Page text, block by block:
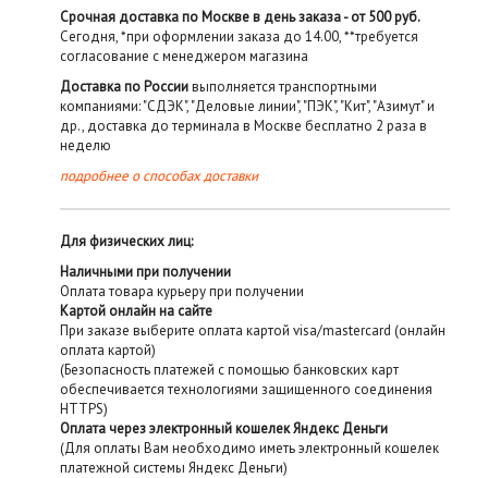
Срочная доставка по Москве в день заказа - от 500 руб.
Сегодня, *при оформлении заказа до 14.00, **требуется
согласование с менеджером магазина
Доставка по Россиивыполняется транспортными
компаниями: "СДЭК", "Деловые линии", "ПЭК", "Кит", "Азимут" и
др., доставка до терминала в Москве бесплатно 2 раза в
неделю
подробнее о способах доставки
Для физических лиц:
Наличными при получении
Оплата товара курьеру при получении
Картой онлайн на сайте
При заказе выберите оплата картой visa/mastercard (онлайн
оплата картой)
(Безопасность платежей с помощью банковских карт
обеспечивается технологиями защищенного соединения
HTTPS)
Оплата через электронный кошелек Яндекс Деньги
(Для оплаты Вам необходимо иметь электронный кошелек
платежной системы Яндекс Деньги)